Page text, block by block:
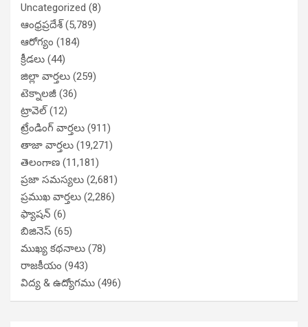
Uncategorized (8)
ఆంధ్రప్రదేశ్(5,789)
ఆరోగ్యం (184)
క్రీడలు (44)
జిల్లా వార్తలు (259)
టెక్నాలజీ (36)
ట్రావెల్(12)
ట్రేండింగ్ వార్తలు (911)
తాజా వార్తలు (19,271)
తెలంగాణ (11,181)
ప్రజా సమస్యలు (2,681)
ప్రముఖ వార్తలు (2,286)
ఫ్యాషన్ (6)
బిజినెస్ (65)
ముఖ్య కథనాలు (78)
రాజకీయం (943)
విద్య & ఉద్యోగము (496)